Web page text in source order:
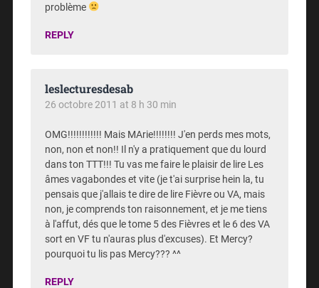
problème
REPLY
leslecturesdesab
26 octobre 2011 at 8 h 30 min
OMG!!!!!!!!!!!! Mais MArie!!!!!!!! J'en perds mes mots,
non, non et non!! Il n'y a pratiquement que du lourd
dans ton TTT!!! Tu vas me faire le plaisir de lire Les
âmes vagabondes et vite (je t'ai surprise hein la, tu
pensais que j'allais te dire de lire Fièvre ou VA, mais
non, je comprends ton raisonnement, et je me tiens
à l'affut, dés que le tome 5 des Fièvres et le 6 des VA
sort en VF tu n'auras plus d'excuses). Et Mercy?
pourquoi tu lis pas Mercy??? ^^
REPLY